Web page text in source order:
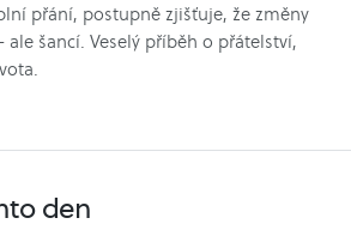
přání, postupně zjišťuje, že změny
šancí. Veselý příběh o přátelství,
den